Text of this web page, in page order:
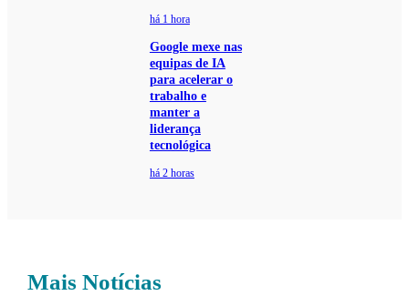
há 1 hora
Google mexe nas
equipas de IA
para acelerar o
trabalho e
manter a
liderança
tecnológica
há 2 horas
Mais Notícias